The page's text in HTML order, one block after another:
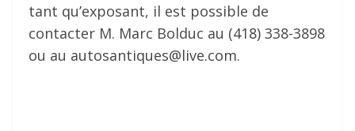
tant qu’exposant, il est possible de
contacter M. Marc Bolduc au (418) 338-3898
ou au autosantiques@live.com.